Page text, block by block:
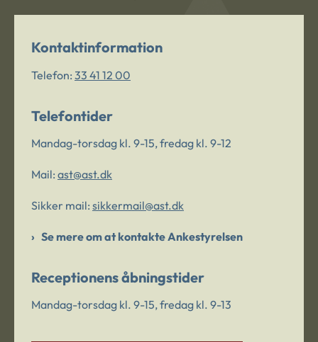
Kontaktinformation
Telefon: 33 41 12 00
Telefontider
Mandag-torsdag kl. 9-15, fredag kl. 9-12
Mail: ast@ast.dk
Sikker mail: sikkermail@ast.dk
Se mere om at kontakte Ankestyrelsen
Receptionens åbningstider
Mandag-torsdag kl. 9-15, fredag kl. 9-13